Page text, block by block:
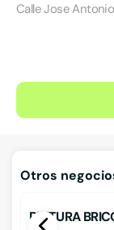
Calle Jose
Otros
PINTURA